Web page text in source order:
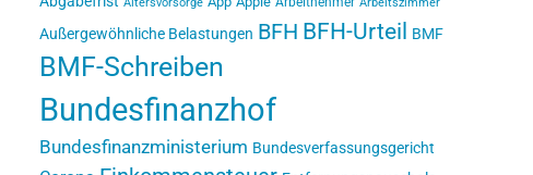
Außergewöhnliche Belastungen BFH BFH-Urteil BMF
BMF-Schreiben
Bundesfinanzhof
Bundesfinanzministerium Bundesverfassungsgericht